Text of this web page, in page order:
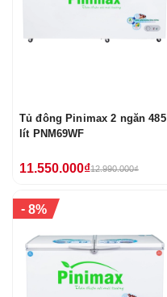
Tủ đông Pinimax 2 ngăn 485
lít PNM69WF
11.550.000₫12.990.000₫
- 8%